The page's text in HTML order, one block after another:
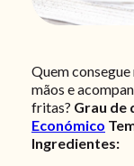
Quem
mãos e
fritas? Grau de
Económico
Ingredientes: